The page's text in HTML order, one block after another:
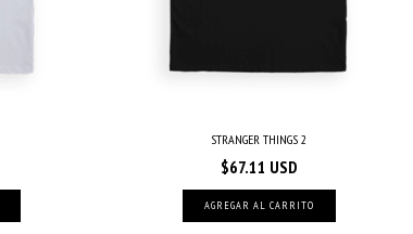
STRANGER THINGS 2
$67.11 USD
AGREGAR AL CARRITO